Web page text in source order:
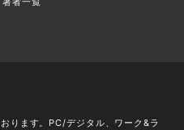
ります。PC/デジタル、ワーク&ラ